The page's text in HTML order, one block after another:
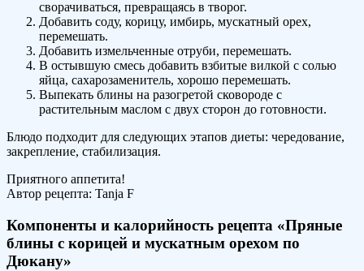
сворачиваться, превращаясь в творог.
Добавить соду, корицу, имбирь, мускатный орех,
перемешать.
Добавить измельченные отруби, перемешать.
В остывшую смесь добавить взбитые вилкой с солью
яйца, сахарозаменитель, хорошо перемешать.
Выпекать блины на разогретой сковороде с
растительным маслом с двух сторон до готовности.
Блюдо подходит для следующих этапов диеты: чередование,
закрепление, стабилизация.
Приятного аппетита!
Автор рецепта: Tanja F
Компоненты и калорийность рецепта «Пряные
блины с корицей и мускатным орехом по
Дюкану»